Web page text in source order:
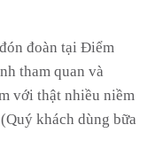
đoàn tại Điểm
tham quan và
với thật nhiều niềm
khách dùng bữa